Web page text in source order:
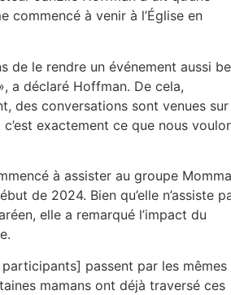
commencé à venir à l’Église en
de le rendre un événement aussi
a déclaré Hoffman. De cela,
des conversations sont venues
exactement ce que nous
à assister au groupe
de 2024. Bien qu’elle n’assiste
elle a remarqué l’impact du
passent par les mêmes
mamans ont déjà traversé ces